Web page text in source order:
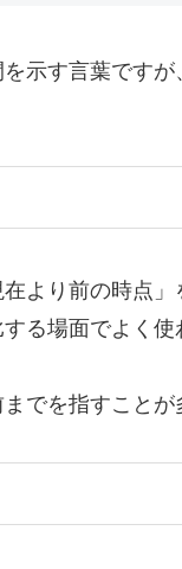
示す言葉です
より前の時点
る場面でよく使
でを指すことが